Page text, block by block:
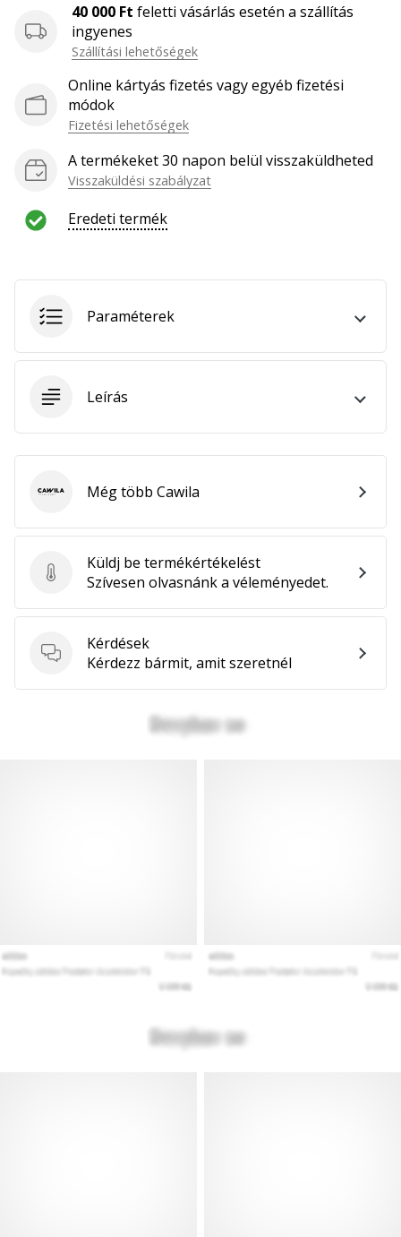
Te
is
kézilabda-
vagy,
mint
Csatlakozz
hozzánk
40 000 Ft feletti vásárlás esetén a szállítás
ingyenes
Szállítási lehetőségek
Online kártyás fizetés vagy egyéb fizetési
módok
Fizetési lehetőségek
A termékeket 30 napon belül visszaküldheted
Visszaküldési szabályzat
Eredeti termék
Paraméterek
Leírás
Küldj be termékértékelést
Küldj be termékértékelést
Szívesen olvasnánk a véleményedet.
Kérdések
Kérdések
Kérdezz bármit, amit szeretnél
CawilaMég több Cawila